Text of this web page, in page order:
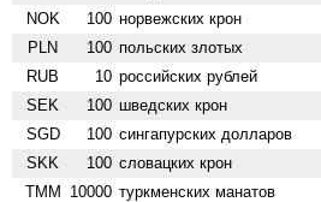
NOK 100 норвежских крон
PLN 100 польских злотых
RUB 10 российских рублей
SEK 100 шведских крон
SGD 100 сингапурских долларов
SKK 100 словацких крон
TMM 10000 туркменских манатов